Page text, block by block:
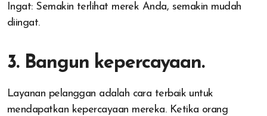
Ingat: Semakin terlihat merek Anda, semakin mudah
diingat.
3. Bangun kepercayaan.
Layanan pelanggan adalah cara terbaik untuk
mendapatkan kepercayaan mereka. Ketika orang